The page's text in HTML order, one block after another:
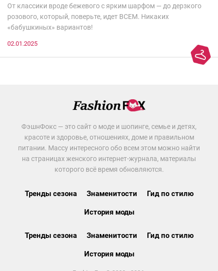
От классики вроде бежевого с ярким шарфом — до дерзкого
розового, который, поверьте, идет ВСЕМ. Никаких
«бабушкиных» вариантов!
02.01.2025
ФэшнФокс — это сайт о моде и шопинге, семье и детях,
красоте и здоровье, отношениях, доме и правильном
питании. Массу интересного обо всем этом можно найти
на страницах женского интернет-журнала, материалы
которого всё время обновляются.
Тренды сезона Знаменитости Гид по стилю
История моды
Тренды сезона Знаменитости Гид по стилю
История моды